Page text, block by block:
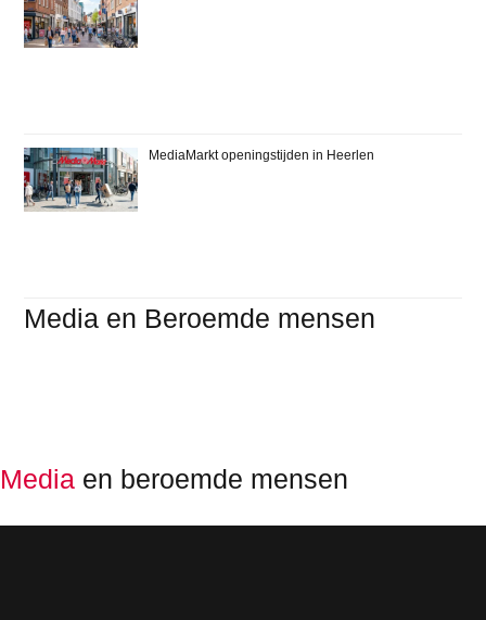
MediaMarkt openingstijden in Heerlen
Media en Beroemde mensen
Media en beroemde mensen